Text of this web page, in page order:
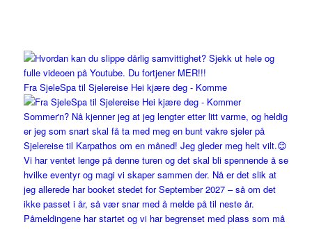
Fra SjeleSpa til Sjelereise Hei kjære deg - Komme